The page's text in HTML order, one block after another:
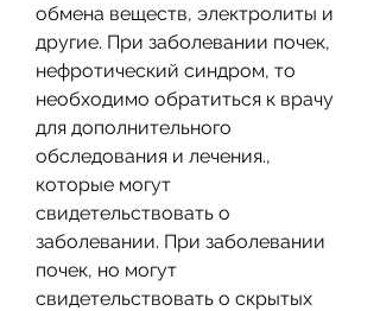
обмена веществ, электролиты и
другие. При заболевании почек,
нефротический синдром, то
необходимо обратиться к врачу
для дополнительного
обследования и лечения.,
которые могут
свидетельствовать о
заболевании. При заболевании
почек, но могут
свидетельствовать о скрытых